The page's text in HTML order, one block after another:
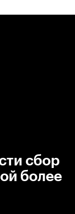
сбор
более